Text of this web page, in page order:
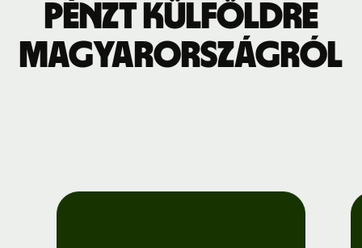
pénzt külföldre
Magyarországról